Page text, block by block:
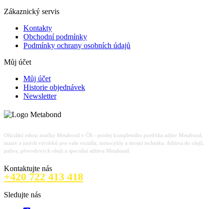
Zákaznický servis
Kontakty
Obchodní podmínky
Podmínky ochrany osobních údajů
Můj účet
Můj účet
Historie objednávek
Newsletter
Oficiální eshop značky Metabond v ČR - prodej kompletního portfólia aditiv Metabond,
maziv a jiných výrobků pro vaše vozidla, motocykly a strojní techniku. Aditiva do olejů,
paliva, převodových olejů a speciální aditiva Metabond.
Kontaktujte nás
+420 722 413 418
Sledujte nás